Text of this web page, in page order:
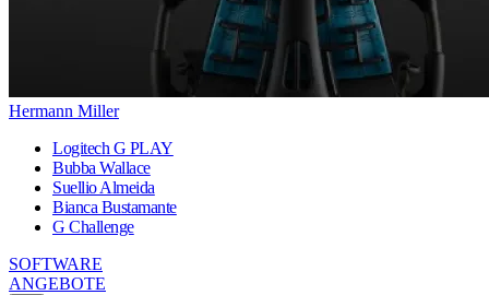
Hermann Miller
Logitech G PLAY
Bubba Wallace
Suellio Almeida
Bianca Bustamante
G Challenge
SOFTWARE
ANGEBOTE